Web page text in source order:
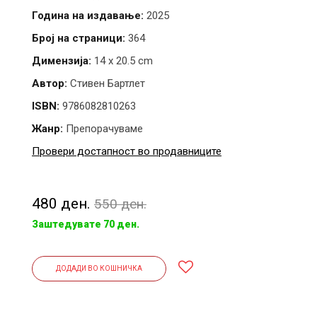
Година на издавање: 2025
Број на страници: 364
Димензија: 14 x 20.5 cm
Автор: Стивен Бартлет
ISBN: 9786082810263
Жанр: Препорачуваме
Провери достапност во продавниците
480 ден. 550 ден.
Заштедувате 70 ден.
ДОДАДИ ВО КОШНИЧКА